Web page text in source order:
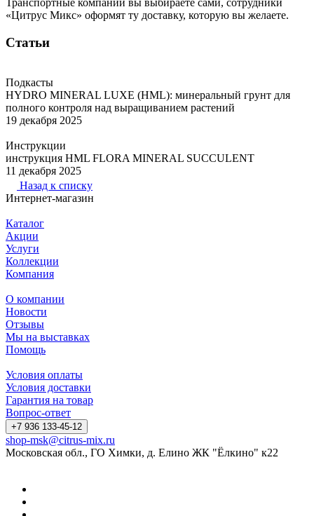
Транспортные компании вы выбираете сами, сотрудники
«Цитрус Микс» оформят ту доставку, которую вы желаете.
Статьи
Подкасты
HYDRO MINERAL LUXE (HML): минеральный грунт для
полного контроля над выращиванием растений
19 декабря 2025
Инструкции
инструкция HML FLORA MINERAL SUCCULENT
11 декабря 2025
Назад к списку
Интернет-магазин
Каталог
Акции
Услуги
Коллекции
Компания
О компании
Новости
Отзывы
Мы на выставках
Помощь
Условия оплаты
Условия доставки
Гарантия на товар
Вопрос-ответ
+7 936 133-45-12
shop-msk@citrus-mix.ru
Московская обл., ГО Химки, д. Елино ЖК "Ёлкино" к22